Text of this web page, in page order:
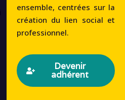
ensemble, centrées sur la
création du lien social et
professionnel.
Devenir
adhérent